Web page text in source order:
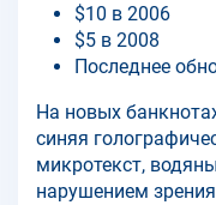
$10 в 2006
$5 в 2008
Последнее
На новых
синяя
микротекст,
нарушением